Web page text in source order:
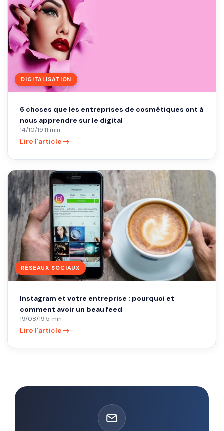
DIGITALISATION
6 choses que les entreprises de cosmétiques ont à
nous apprendre sur le digital
14/10/19·11 min
Lire l'article→
RÉSEAUX SOCIAUX
Instagram et votre entreprise : pourquoi et
comment avoir un beau feed
19/08/19·5 min
Lire l'article→